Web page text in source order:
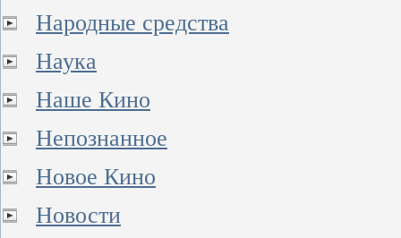
Народные средства
Наука
Наше Кино
Непознанное
Новое Кино
Новости